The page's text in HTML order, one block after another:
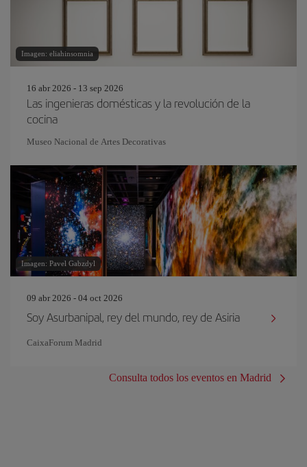
Imagen: eliahinsomnia
16 abr 2026 - 13 sep 2026
Las ingenieras domésticas y la revolución de la
cocina
Museo Nacional de Artes Decorativas
Imagen: Pavel Gabzdyl
09 abr 2026 - 04 oct 2026
Soy Asurbanipal, rey del mundo, rey de Asiria
CaixaForum Madrid
Consulta todos los eventos en Madrid